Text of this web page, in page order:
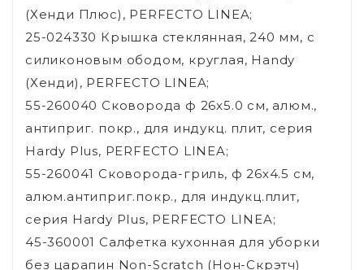
(Хенди Плюс), PERFECTO LINEA;
25-024330 Крышка стеклянная, 240 мм, с
силиконовым ободом, круглая, Handy
(Хенди), PERFECTO LINEA;
55-260040 Сковорода ф 26х5.0 см, алюм.,
антиприг. покр., для индукц. плит, серия
Hardy Plus, PERFECTO LINEA;
55-260041 Сковорода-гриль, ф 26х4.5 см,
алюм.антиприг.покр., для индукц.плит,
серия Hardy Plus, PERFECTO LINEA;
45-360001 Салфетка кухонная для уборки
без царапин Non-Scratch (Нон-Скрэтч)